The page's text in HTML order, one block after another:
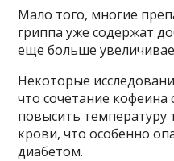
Мало того, многие
гриппа уже содержат
еще больше
Некоторые
что сочетание
повысить температуру
крови, что особенно
диабетом.